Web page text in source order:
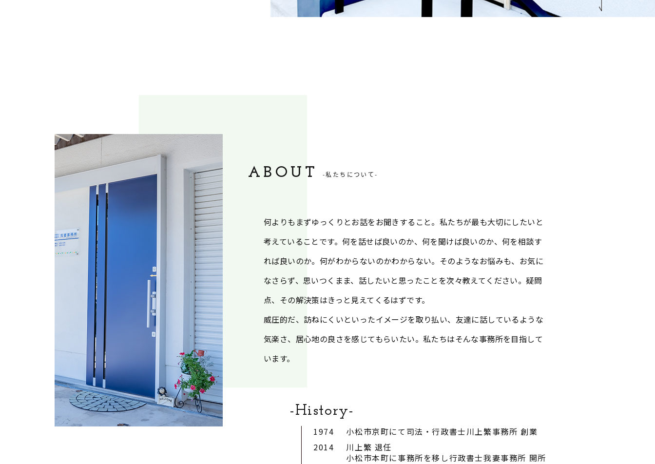
ABOUT -私たちについて-
何よりもまずゆっくりとお話をお聞きすること。私たちが最も大切にしたいと
考えていることです。何を話せば良いのか、何を聞けば良いのか、何を相談す
れば良いのか。何がわからないのかわからない。そのようなお悩みも、お気に
なさらず、思いつくまま、話したいと思ったことを次々教えてください。疑問
点、その解決策はきっと見えてくるはずです。
威圧的だ、訪ねにくいといったイメージを取り払い、友達に話しているような
気楽さ、居心地の良さを感じてもらいたい。私たちはそんな事務所を目指して
います。
-history-
1974
小松市京町にて司法・行政書士川上繁事務所 創業
2014
川上繁 退任
小松市本町に事務所を移し行政書士我妻事務所 開所